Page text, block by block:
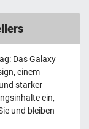
Das Galaxy
einem
starker
ein,
und bleiben